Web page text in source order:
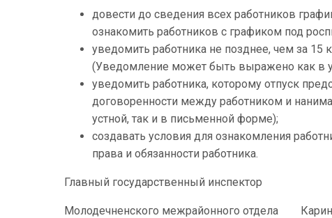
довести до сведения всех работников
ознакомить работников с графиком под
уведомить работника не позднее, чем за 15
(Уведомление может быть выражено как в
уведомить работника, которому отпуск
договоренности между работником и
устной, так и в письменной форме);
создавать условия для ознакомления
права и обязанности работника.
Главный государственный инспектор
Молодечненского межрайонного отдела